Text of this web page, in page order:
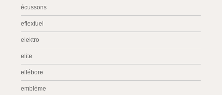
écussons
eflexfuel
elektro
elite
ellébore
emblème